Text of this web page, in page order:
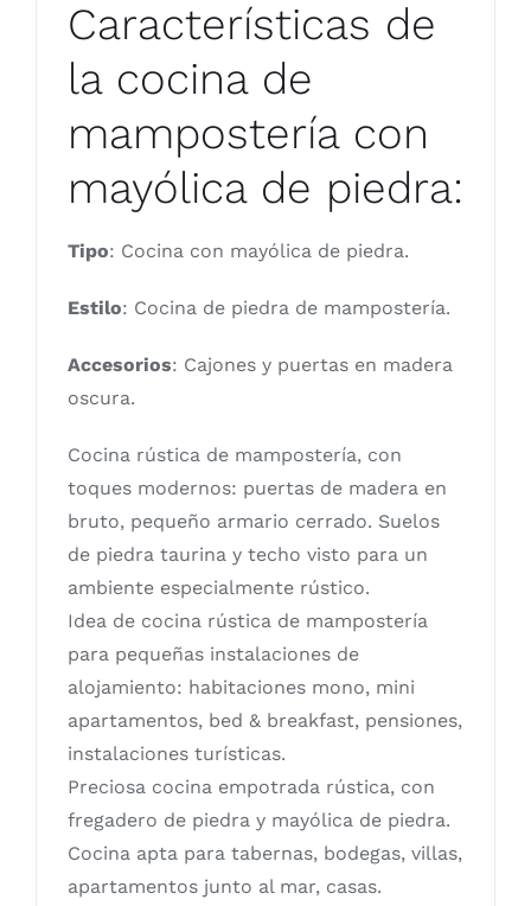
Características de
la cocina de
mampostería con
mayólica de piedra:
Tipo: Cocina con mayólica de piedra.
Estilo: Cocina de piedra de mampostería.
Accesorios: Cajones y puertas en madera
oscura.
Cocina rústica de mampostería, con
toques modernos: puertas de madera en
bruto, pequeño armario cerrado. Suelos
de piedra taurina y techo visto para un
ambiente especialmente rústico.
Idea de cocina rústica de mampostería
para pequeñas instalaciones de
alojamiento: habitaciones mono, mini
apartamentos, bed & breakfast, pensiones,
instalaciones turísticas.
Preciosa cocina empotrada rústica, con
fregadero de piedra y mayólica de piedra.
Cocina apta para tabernas, bodegas, villas,
apartamentos junto al mar, casas.